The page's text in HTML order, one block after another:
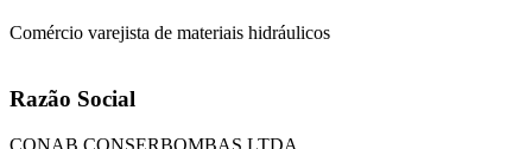
Comércio varejista de materiais hidráulicos
Razão Social
CONAB CONSERBOMBAS LTDA